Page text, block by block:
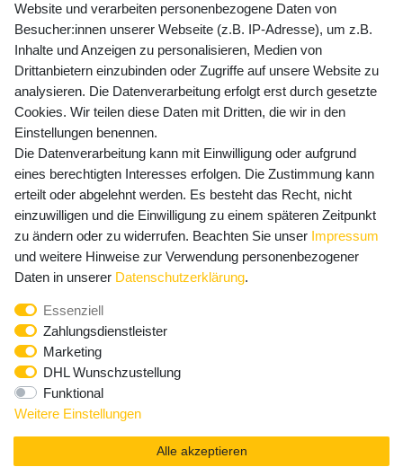
Preisangaben inkl. gesetzl. MwSt. und zzgl. Service- und
Versandkosten
Newsletter Anmeldung - Keine Angebote
mehr verpassen!
E-MAIL **
Newsletter
Honig
Hiermit bestätige ich, dass ich dieDaten­schutz­erklärung
widerrufen.**
Abonnieren
** Hierbei handelt es sich um ein Pflichtfeld.
Website und verarbeiten personenbezogene Daten von
Besucher:innen unserer Webseite (z.B. IP-Adresse), um z.B.
Inhalte und Anzeigen zu personalisieren, Medien von
Drittanbietern einzubinden oder Zugriffe auf unsere Website zu
analysieren. Die Datenverarbeitung erfolgt erst durch gesetzte
Cookies. Wir teilen diese Daten mit Dritten, die wir in den
Einstellungen benennen.
Die Datenverarbeitung kann mit Einwilligung oder aufgrund
eines berechtigten Interesses erfolgen. Die Zustimmung kann
erteilt oder abgelehnt werden. Es besteht das Recht, nicht
einzuwilligen und die Einwilligung zu einem späteren Zeitpunkt
zu ändern oder zu widerrufen. Beachten Sie unser Impressum
und weitere Hinweise zur Verwendung personenbezogener
Daten in unserer Daten­schutz­erklärung.
Essenziell
Zahlungsdienstleister
Marketing
DHL Wunschzustellung
Funktional
Weitere Einstellungen
Alle akzeptieren